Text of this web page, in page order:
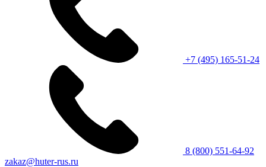
+7 (495) 165-51-24
8 (800) 551-64-92
zakaz@huter-rus.ru